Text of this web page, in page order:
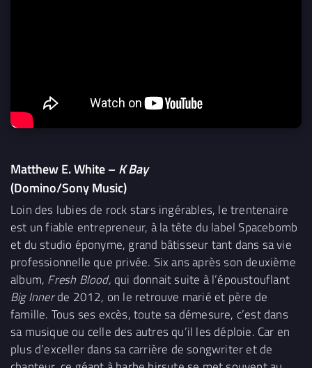
Matthew E. White – K Bay
(Domino/Sony Music)
Loin des lubies de rock stars ingérables, le trentenaire
est un fiable entrepreneur, à la tête du label Spacebomb
et du studio éponyme, grand bâtisseur tant dans sa vie
professionnelle que privée. Six ans après son deuxième
album, Fresh Blood, qui donnait suite à l’époustouflant
Big Innerde 2012, on le retrouve marié et père de
famille. Tous ses excès, toute sa démesure, c’est dans
sa musique ou celle des autres qu’il les déploie. Car en
plus d’exceller dans sa carrière de songwriter et de